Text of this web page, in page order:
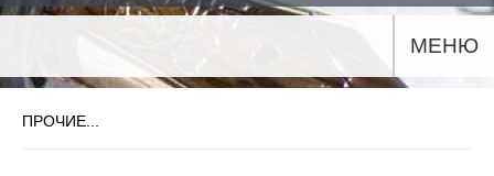
МЕНЮ
ПРОЧИЕ...